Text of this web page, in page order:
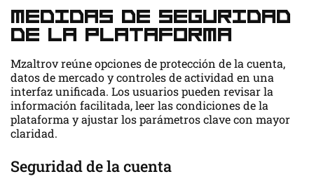
Medidas de seguridad
de la plataforma
Mzaltrov reúne opciones de protección de la cuenta,
datos de mercado y controles de actividad en una
interfaz unificada. Los usuarios pueden revisar la
información facilitada, leer las condiciones de la
plataforma y ajustar los parámetros clave con mayor
claridad.
Seguridad de la cuenta